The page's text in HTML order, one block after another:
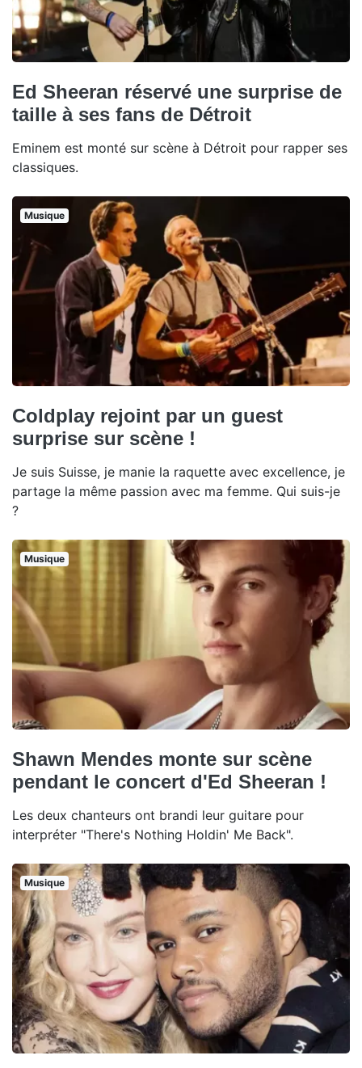
Ed Sheeran réservé une surprise de
taille à ses fans de Détroit
Eminem est monté sur scène à Détroit pour rapper ses
classiques.
Musique
Coldplay rejoint par un guest
surprise sur scène !
Je suis Suisse, je manie la raquette avec excellence, je
partage la même passion avec ma femme. Qui suis-je
?
Musique
Shawn Mendes monte sur scène
pendant le concert d'Ed Sheeran !
Les deux chanteurs ont brandi leur guitare pour
interpréter "There's Nothing Holdin' Me Back".
Musique